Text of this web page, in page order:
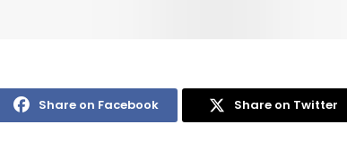
Share on Facebook Share on Twitter